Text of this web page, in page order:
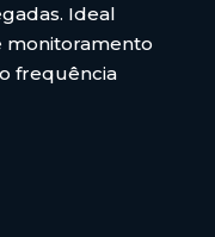
Ideal
monitoramento
frequência